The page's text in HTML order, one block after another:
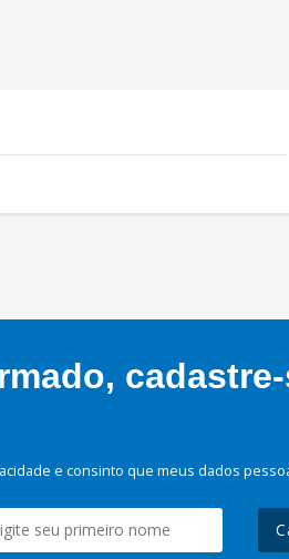
e consinto que meus dados